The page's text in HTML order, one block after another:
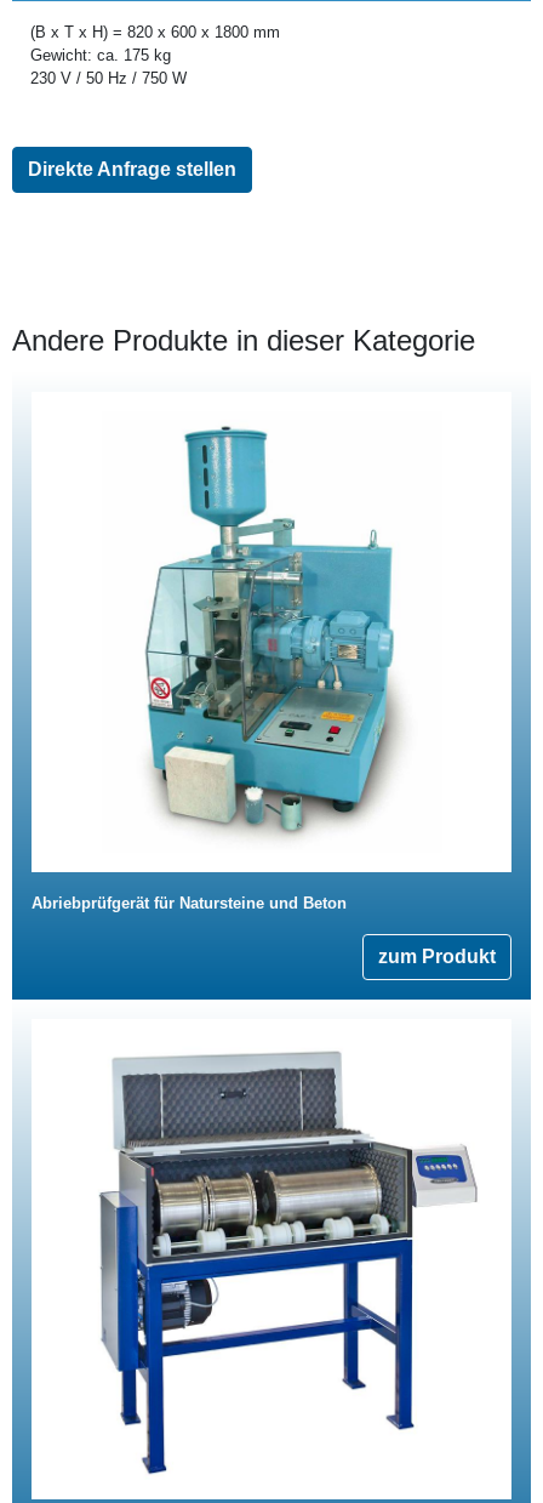
(B x T x H) = 820 x 600 x 1800 mm
Gewicht: ca. 175 kg
230 V / 50 Hz / 750 W
Direkte Anfrage stellen
Andere Produkte in dieser Kategorie
Abriebprüfgerät für Natursteine und Beton
zum Produkt